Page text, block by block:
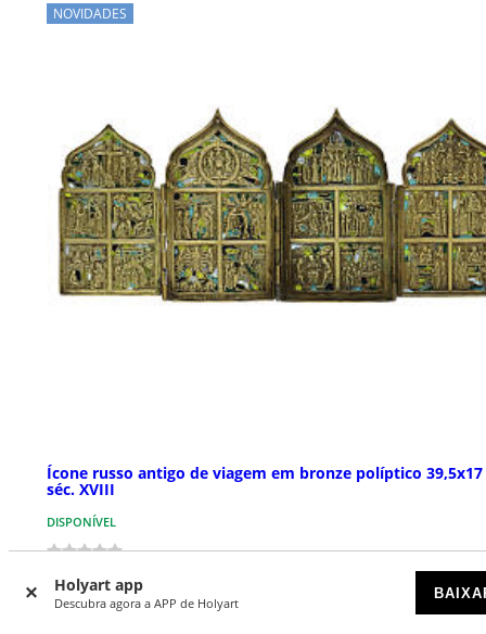
Holyart app
Descubra agora a APP de Holyart
NOVIDADES
Ícone russo antigo de viagem em bronze políptico
séc. XVIII
DISPONÍVEL
€ 1.590,00